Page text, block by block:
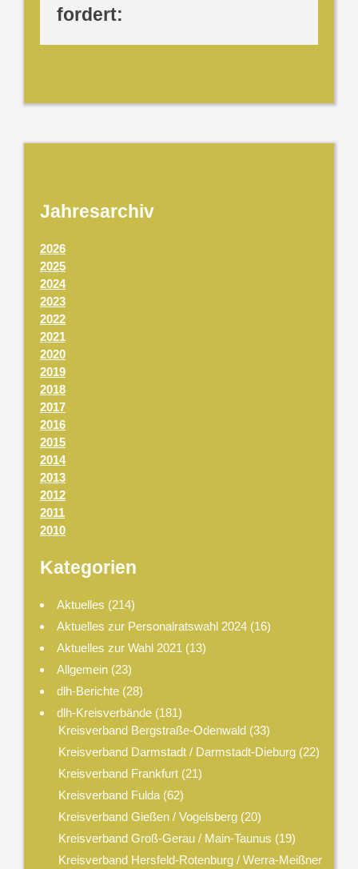
fordert:
Jahresarchiv
2026
2025
2024
2023
2022
2021
2020
2019
2018
2017
2016
2015
2014
2013
2012
2011
2010
Kategorien
Aktuelles (214)
Aktuelles zur Personalratswahl 2024 (16)
Aktuelles zur Wahl 2021 (13)
Allgemein (23)
dlh-Berichte (28)
dlh-Kreisverbände (181)
Kreisverband Bergstraße-Odenwald(33)
Kreisverband Darmstadt / Darmstadt-Dieburg(22)
Kreisverband Frankfurt(21)
Kreisverband Fulda(62)
Kreisverband Gießen / Vogelsberg(20)
Kreisverband Groß-Gerau / Main-Taunus (19)
Kreisverband Hersfeld-Rotenburg / Werra-Meißner